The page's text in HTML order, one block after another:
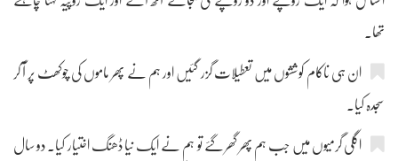
تھا۔
ان ہی ناکام کوششوں میں تعطیلات گزر گئیں اور ہم نے پھر ماموں کی چوکھٹ پر آ کر
سجدہ کیا۔
اگلی گرمیوں میں جب ہم پھر گھر گئے تو ہم نے ایک نیا ڈھنگ اختیار کیا۔ دو سال